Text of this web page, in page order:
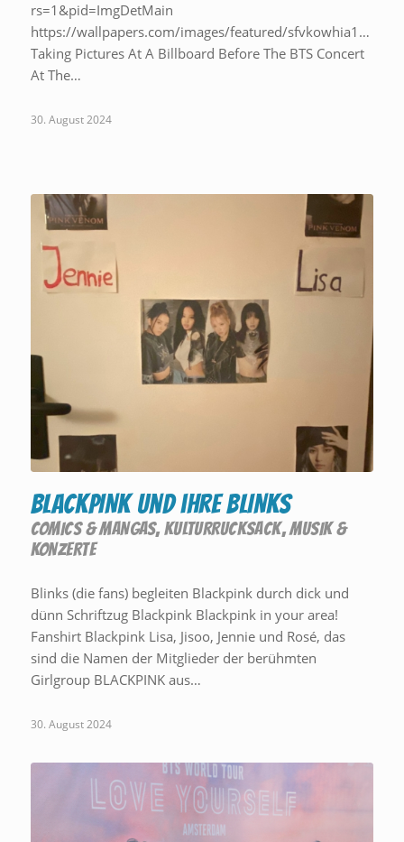
rs=1&pid=ImgDetMain
https://wallpapers.com/images/featured/
Taking Pictures At A Billboard Before The BTS Concert
At The…
30. August 2024
BLACKPINK und ihre BLINKS
COMICS & MANGAS, KULTURRUCKSACK,MUSIK &
KONZERTE
Blinks (die fans) begleiten Blackpink durch dick und
dünn Schriftzug Blackpink Blackpink in your area!
Fanshirt Blackpink Lisa, Jisoo, Jennie und Rosé, das
sind die Namen der Mitglieder der berühmten
Girlgroup BLACKPINK aus…
30. August 2024